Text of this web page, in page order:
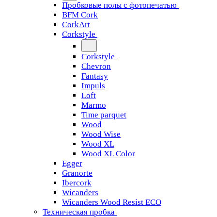
Пробковые полы с фотопечатью
BFM Cork
CorkArt
Corkstyle
Corkstyle
Chevron
Fantasy
Impuls
Loft
Marmo
Time parquet
Wood
Wood Wise
Wood XL
Wood XL Color
Egger
Granorte
Ibercork
Wicanders
Wicanders Wood Resist ECO
Техническая пробка